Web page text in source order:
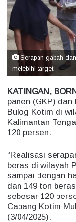
e
m
a
i
l
Serapan gabah
melebihi target.
KATINGAN,
panen (GKP) dan
Bulog Kotim di
Kalimantan
120 persen.
“Realisasi
beras di wilayah
sampai dengan
dan 149 ton
sebesar 120
Cabang Kotim
(3/04/2025).